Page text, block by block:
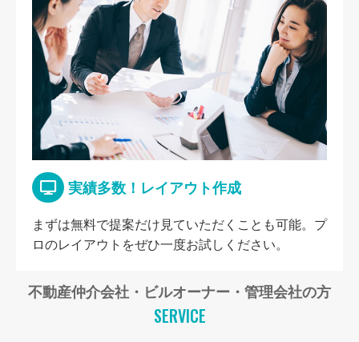
実績多数！レイアウト作成
まずは無料で提案だけ見ていただくことも可能。プ
ロのレイアウトをぜひ一度お試しください。
不動産仲介会社・ビルオーナー・管理会社の方
SERVICE